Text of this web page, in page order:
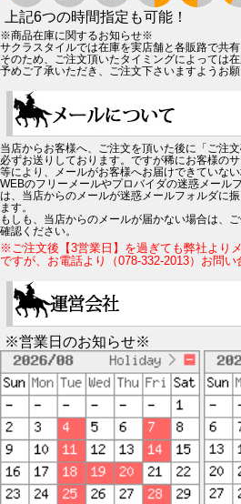
上記6つの時間指定も可能！
※商品在庫に関するお知らせ※
サクラスタイルでは在庫を実店舗と各販路で共有
そのため、ご注文頂いたタイミングによっては
予めご了承いただき、ご注文下さいますようお願
当店からお客様へ、ご注文を頂いた後に「ご注
必ずお送りしております。ですが稀にお客様の
等により、メールがお客様へお届けできていない
WEBのフリーメールやプロバイダの迷惑メール
は、当店からのメールが迷惑メールフォルダに
ます。
もしも、当店からのメールが届かない場合は、
確認ください。
※ご注文後【3営業日】を過ぎても弊社より
ですが、お電話より（078-332-2013）お問い
※営業日のお知らせ※